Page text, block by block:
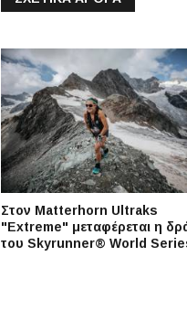
Στον Matterhorn Ultraks
"Extreme" μεταφέρεται η
του Skyrunner® World